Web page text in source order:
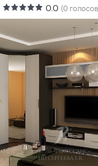
0.0 (0